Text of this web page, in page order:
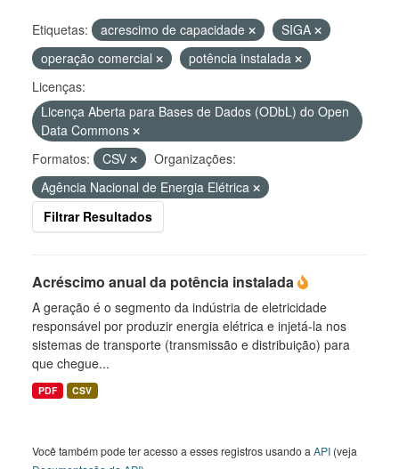
Etiquetas: acrescimo de capacidade
SIGA
operação comercial
potência instalada
Licenças:
Licença Aberta para Bases de Dados (ODbL) do Open
Data Commons
Formatos:
CSV
Organizações:
Agência Nacional de Energia Elétrica
Filtrar Resultados
Acréscimo anual da potência instalada
A geração é o segmento da indústria de eletricidade
responsável por produzir energia elétrica e injetá-la nos
sistemas de transporte (transmissão e distribuição) para
que chegue...
PDF CSV
Você também pode ter acesso a esses registros usando a API (veja